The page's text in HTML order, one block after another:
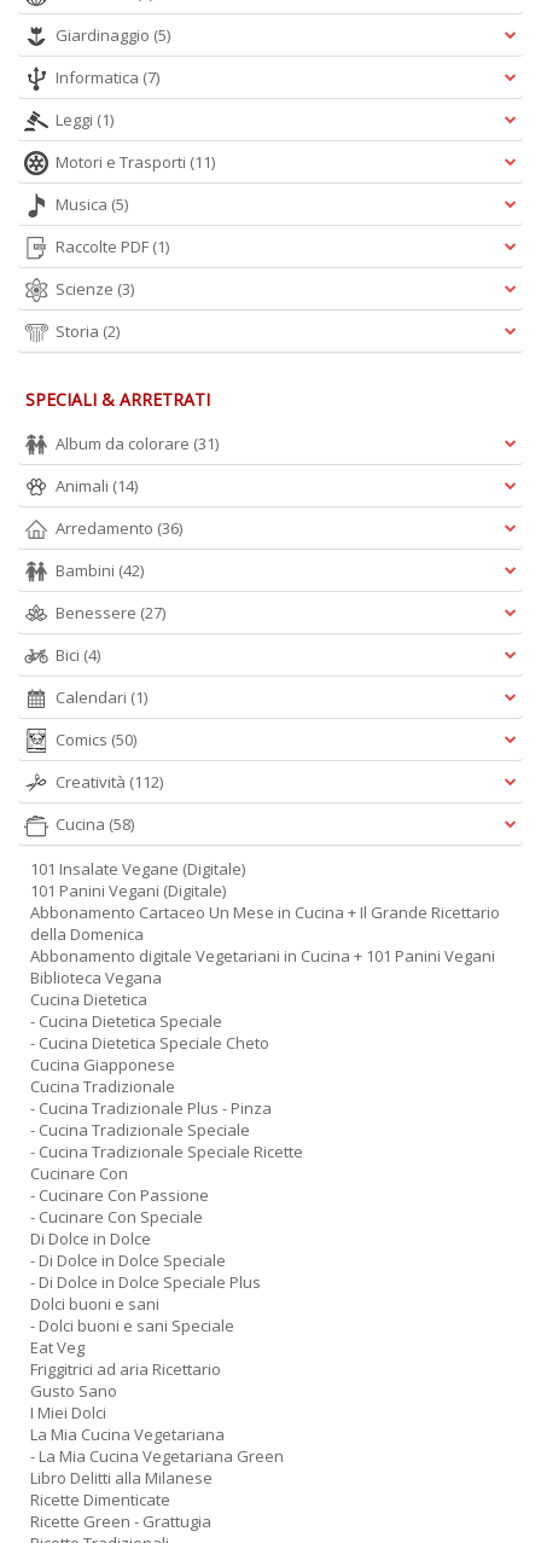
Giardinaggio (5)
Informatica (7)
Leggi (1)
Motori e Trasporti (11)
Musica (5)
Raccolte PDF (1)
Scienze (3)
Storia (2)
SPECIALI & ARRETRATI
Album da colorare (31)
Animali (14)
Arredamento (36)
Bambini (42)
Benessere (27)
Bici (4)
Calendari (1)
Comics (50)
Creatività (112)
Cucina (58)
101 Insalate Vegane (Digitale)
101 Panini Vegani (Digitale)
Abbonamento Cartaceo Un Mese in Cucina + Il Grande Ricettario
della Domenica
Abbonamento digitale Vegetariani in Cucina + 101 Panini Vegani
Biblioteca Vegana
Cucina Dietetica
- Cucina Dietetica Speciale
- Cucina Dietetica Speciale Cheto
Cucina Giapponese
Cucina Tradizionale
- Cucina Tradizionale Plus - Pinza
- Cucina Tradizionale Speciale
- Cucina Tradizionale Speciale Ricette
Cucinare Con
- Cucinare Con Passione
- Cucinare Con Speciale
Di Dolce in Dolce
- Di Dolce in Dolce Speciale
- Di Dolce in Dolce Speciale Plus
Dolci buoni e sani
- Dolci buoni e sani Speciale
Eat Veg
Friggitrici ad aria Ricettario
Gusto Sano
I Miei Dolci
La Mia Cucina Vegetariana
- La Mia Cucina Vegetariana Green
Libro Delitti alla Milanese
Ricette Dimenticate
Ricette Green - Grattugia